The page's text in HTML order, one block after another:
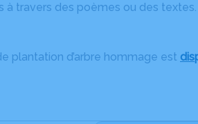
à travers des poèmes ou des
plantation d’arbre hommage est